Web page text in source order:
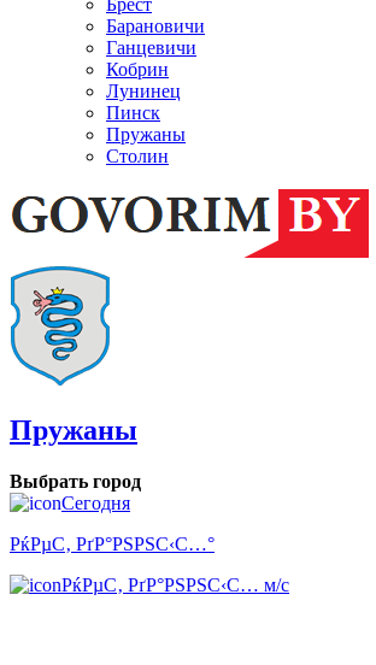
Барановичи
Ганцевичи
Кобрин
Лунинец
Пинск
Пружаны
Столин
Пружаны
Выбрать город
Сегодня
РќРµС‚ РґР°РЅРЅС‹С…°
РќРµС‚ РґР°РЅРЅС‹С… м/с